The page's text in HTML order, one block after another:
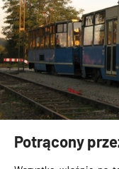
Potrącony